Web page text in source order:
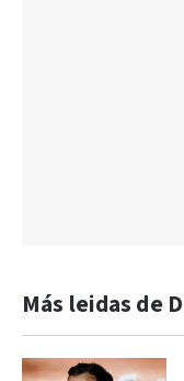
Más leidas de